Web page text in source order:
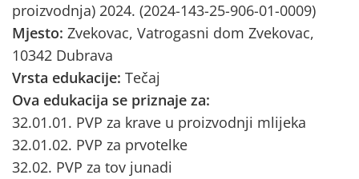
proizvodnja) 2024. (2024-143-25-906-01-0009)
Mjesto: Zvekovac, Vatrogasni dom Zvekovac,
10342 Dubrava
Vrsta edukacije: Tečaj
Ova edukacija se priznaje za:
32.01.01. PVP za krave u proizvodnji mlijeka
32.01.02. PVP za prvotelke
32.02. PVP za tov junadi